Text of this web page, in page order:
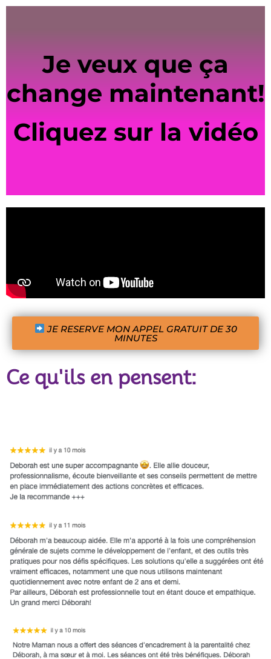
Je veux que ça
change maintenant!
Cliquez sur la vidéo
JE RESERVE MON APPEL GRATUIT DE 30
MINUTES
Ce qu'ils en pensent: